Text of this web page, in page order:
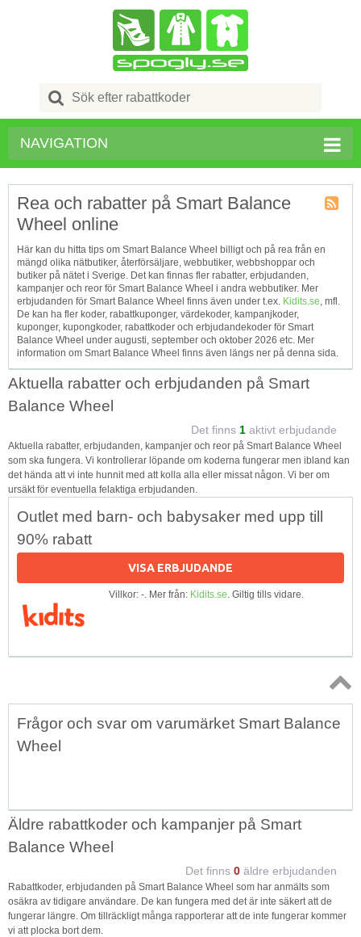
Search
for:
NAVIGATION
Rea och rabatter på Smart Balance
Wheel online
Här kan du hitta tips om Smart Balance Wheel billigt och på rea från en
mängd olika nätbutiker, återförsäljare, webbutiker, webbshoppar och
butiker på nätet i Sverige. Det kan finnas fler rabatter, erbjudanden,
kampanjer och reor för Smart Balance Wheel i andra webbutiker. Mer
erbjudanden för Smart Balance Wheel finns även under t.ex. Kidits.se, mfl.
De kan ha fler koder, rabattkuponger, värdekoder, kampanjkoder,
kuponger, kupongkoder, rabattkoder och erbjudandekoder för Smart
Balance Wheel under augusti, september och oktober 2026 etc. Mer
information om Smart Balance Wheel finns även längs ner på denna sida.
Aktuella rabatter och erbjudanden på Smart
Balance Wheel
Det finns 1 aktivt erbjudande
Aktuella rabatter, erbjudanden, kampanjer och reor på Smart Balance Wheel
som ska fungera. Vi kontrollerar löpande om koderna fungerar men ibland kan
det hända att vi inte hunnit med att kolla alla eller missat någon. Vi ber om
ursäkt för eventuella felaktiga erbjudanden.
Outlet med barn- och babysaker med upp till
90% rabatt
VISA ERBJUDANDE
Villkor: -. Mer från: Kidits.se. Giltig tills vidare.
Topp
Frågor och svar om varumärket Smart Balance
Wheel
Äldre rabattkoder och kampanjer på Smart
Balance Wheel
Det finns 0 äldre erbjudanden
Rabattkoder, erbjudanden på Smart Balance Wheel som har anmälts som
osäkra av tidigare användare. De kan fungera med det är inte säkert att de
fungerar längre. Om tillräckligt många rapporterar att de inte fungerar kommer
vi att plocka bort dem.